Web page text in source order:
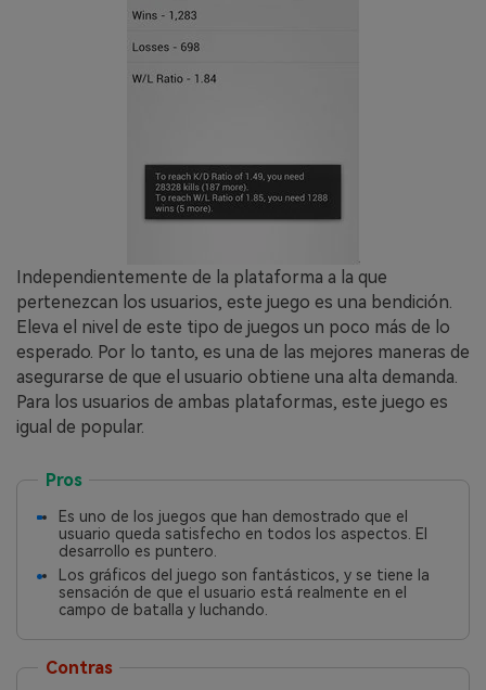
Independientemente de la plataforma a la que
pertenezcan los usuarios, este juego es una bendición.
Eleva el nivel de este tipo de juegos un poco más de lo
esperado. Por lo tanto, es una de las mejores maneras de
asegurarse de que el usuario obtiene una alta demanda.
Para los usuarios de ambas plataformas, este juego es
igual de popular.
Pros
Es uno de los juegos que han demostrado que el
usuario queda satisfecho en todos los aspectos. El
desarrollo es puntero.
Los gráficos del juego son fantásticos, y se tiene la
sensación de que el usuario está realmente en el
campo de batalla y luchando.
Contras